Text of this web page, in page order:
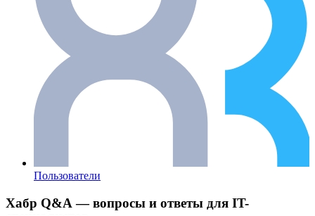
Пользователи
Хабр Q&A — вопросы и ответы для IT-